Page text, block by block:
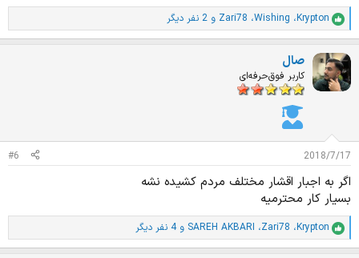
ا
م
ی
ا
ز
Krypton، Wishing، Zari78 و 2 نفر دیگر
صال
کاربر فوق‌حرفه‌ای
2018/7/17
#6
اگر به اجبار اقشار مختلف مردم کشیده نشه
بسیار کار محترمیه
ا
م
Krypton، Zari78، SAREH AKBARI و 4 نفر دیگر